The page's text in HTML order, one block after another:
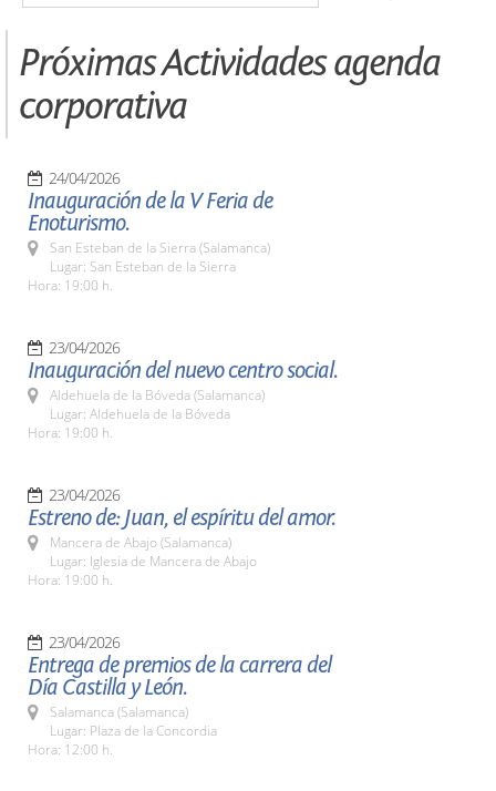
Próximas Actividades agenda
corporativa
24/04/2026
Inauguración de la V Feria de
Enoturismo.
San Esteban de la Sierra (Salamanca)
Lugar: San Esteban de la Sierra
Hora: 19:00 h.
23/04/2026
Inauguración del nuevo centro social.
Aldehuela de la Bóveda (Salamanca)
Lugar: Aldehuela de la Bóveda
Hora: 19:00 h.
23/04/2026
Estreno de: Juan, el espíritu del amor.
Mancera de Abajo (Salamanca)
Lugar: Iglesia de Mancera de Abajo
Hora: 19:00 h.
23/04/2026
Entrega de premios de la carrera del
Día Castilla y León.
Salamanca (Salamanca)
Lugar: Plaza de la Concordia
Hora: 12:00 h.